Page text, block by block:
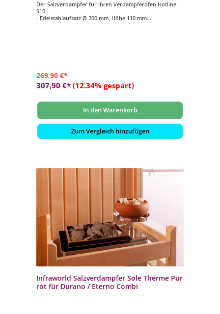
Der Salzverdampfer für Ihren Verdampferofen Hotline
S10
- Edelstahlaufsatz Ø 200 mm, Höhe 110 mm
269,90 €*
307,90 €* (12.34% gespart)
In den Warenkorb
Zum Vergleich hinzufügen
Infraworld Salzverdampfer Sole Therme Pur
rot für Durano / Eterno Combi